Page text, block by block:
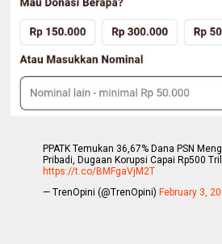
PPATK Temukan 36,67% Dana PSN
Pribadi, Dugaan Korupsi Capai Rp500
https://t.co/BMFgaVjM2T
— TrenOpini (@TrenOpini) February 3,